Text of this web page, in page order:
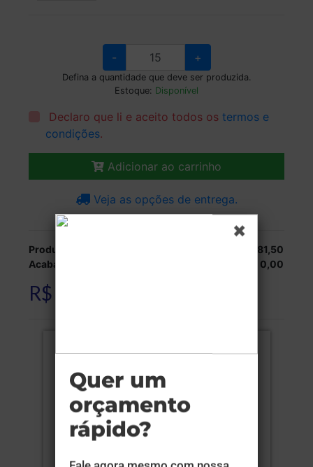
- +
Defina a quantidade que deve ser produzida.
Estoque: Disponível
Declaro que li e aceito todos ostermos e
condições.
Adicionar ao carrinho
Veja as opções de entrega.
Produção:
R$ 181,50
Acabamentos:
R$ 0,00
R$ 181,50